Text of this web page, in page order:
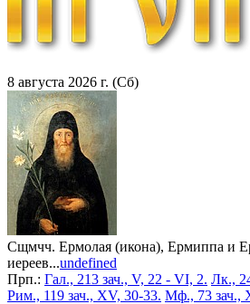
8 августа 2026 г. (Сб)
Сщмчч. Ермолая (икона), Ермиппа и
иереев...undefined
Прп.: Гал., 213 зач., V, 22 - VI, 2. Лк.,
Рим., 119 зач., XV, 30-33. Мф., 73 зач.,